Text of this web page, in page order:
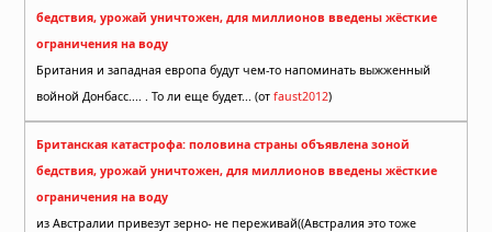
бедствия, урожай уничтожен, для миллионов введены жёсткие
ограничения на воду
Британия и западная европа будут чем-то напоминать выжженный
войной Донбасс.... . То ли еще будет... (от faust2012)
Британская катастрофа: половина страны объявлена зоной
бедствия, урожай уничтожен, для миллионов введены жёсткие
ограничения на воду
из Австралии привезут зерно- не переживай((Австралия это тоже